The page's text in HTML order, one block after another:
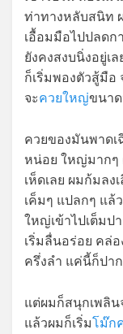
ท่าทางหลับสนิท
เอื้อมมือไปปลดก
ยังคงสงบนิ่งอยู่เ
ก็เริ่มพองตัวสู้มือ
จะควยใหญ่ขนา
ควยของมันพาดเ
หน่อย ใหญ่มากๆ
เห็ดเลย ผมก้มล
เค็มๆ แปลกๆ แล้
ใหญ่เข้าไปเต็มป
เริ่มลื่นอร่อย คล่
ครึ่งลำ แค่นี้ก็ปา
แต่ผมก็สนุกเพลิ
แล้วผมก็เริ่มโม๊ก